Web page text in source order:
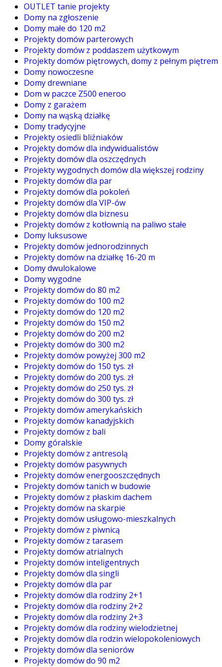
OUTLET tanie projekty
Domy na zgłoszenie
Domy małe do 120 m2
Projekty domów parterowych
Projekty domów z poddaszem użytkowym
Projekty domów piętrowych, domy z pełnym piętrem
Domy nowoczesne
Domy drewniane
Dom w paczce Z500 eneroo
Domy z garażem
Domy na wąską działkę
Domy tradycyjne
Projekty osiedli bliźniaków
Projekty domów dla indywidualistów
Projekty domów dla oszczędnych
Projekty wygodnych domów dla większej rodziny
Projekty domów dla par
Projekty domów dla pokoleń
Projekty domów dla VIP-ów
Projekty domów dla biznesu
Projekty domów z kotłownią na paliwo stałe
Domy luksusowe
Projekty domów jednorodzinnych
Projekty domów na działkę 16-20 m
Domy dwulokalowe
Domy wygodne
Projekty domów do 80 m2
Projekty domów do 100 m2
Projekty domów do 120 m2
Projekty domów do 150 m2
Projekty domów do 200 m2
Projekty domów do 300 m2
Projekty domów powyżej 300 m2
Projekty domów do 150 tys. zł
Projekty domów do 200 tys. zł
Projekty domów do 250 tys. zł
Projekty domów do 300 tys. zł
Projekty domów amerykańskich
Projekty domów kanadyjskich
Projekty domów z bali
Domy góralskie
Projekty domów z antresolą
Projekty domów pasywnych
Projekty domów energooszczędnych
Projekty domów tanich w budowie
Projekty domów z płaskim dachem
Projekty domów na skarpie
Projekty domów usługowo-mieszkalnych
Projekty domów z piwnicą
Projekty domów z tarasem
Projekty domów atrialnych
Projekty domów inteligentnych
Projekty domów dla singli
Projekty domów dla par
Projekty domów dla rodziny 2+1
Projekty domów dla rodziny 2+2
Projekty domów dla rodziny 2+3
Projekty domów dla rodziny wielodzietnej
Projekty domów dla rodzin wielopokoleniowych
Projekty domów dla seniorów
Projekty domów do 90 m2